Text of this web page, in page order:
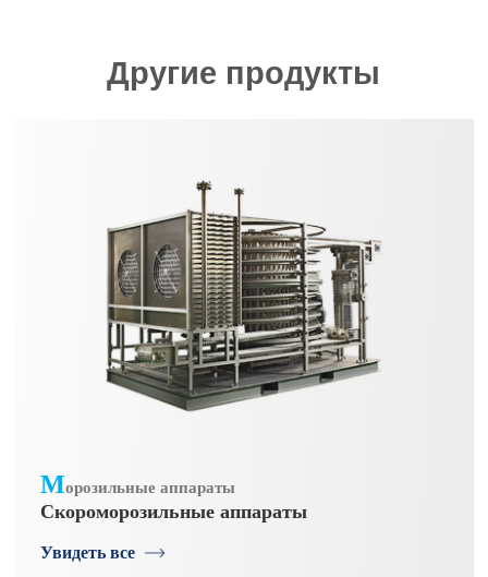
Другие продукты
Морозильные аппараты
Скороморозильные аппараты
Увидеть все